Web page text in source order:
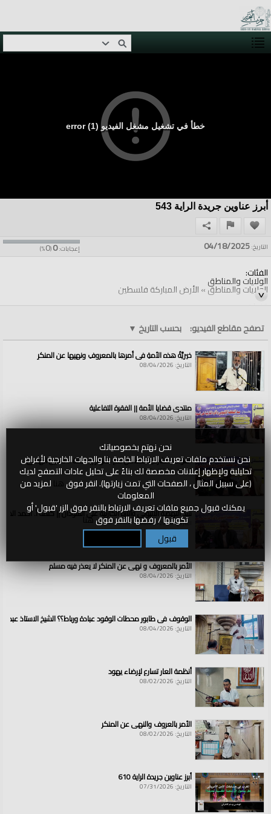
نحن نهتم بخصوصياتك
نحن نستخدم ملفات تعريف الارتباط الخاصة بنا والجهات الخارجية لأغراض
تحليلية ولإظهار إعلانات مخصصة لك بناءً على تحليل عادات التصفح لديك
(على سبيل المثال ، الصفحات التي تمت زيارتها). انقر فوق لمزيد من
المعلومات
يمكنك قبول جميع ملفات تعريف الارتباط بالنقر فوق الزر 'قبول' أو
تكوينها / رفضها بالنقر فوق
قبول
خطأ في تشغيل مشغل الفيديو (1) error
أبرز عناوين جريدة الراية 543
إعجابات:0
(
0
%) التاريخ:04/18/2025
الفئات:
الولايات والمناطق
الولايات والمناطق»الأرض المباركة فلسطين
قنوات:
تصفح مقاطع الفيديو: بحسب التاريخ ▼
خيريَّةُ هذه الأمةِ في أمرِها بالمعروفِ ونهيِها عن المنكرِ
التاريخ: 08/04/2026
منتدى قضايا الأمة || الفقرة التفاعلية
التاريخ: 08/04/2026
القواعد الشرعية للتعامل مع الأنهار || كلمة أ. حسين الهادي
التاريخ: 08/04/2026
سد النهضة الاثيوبي وآثاره الكارثية على السودان || كلمة أ. أحمد
التاريخ: 08/04/2026
الأمر بالمعروف و نهي عن المنكر لا يعذر فيه مسلم
التاريخ: 08/04/2026
الوقوف في طابور محطات الوقود عبادة ورباط؟؟ الشيخ الاستاذ عبد
التاريخ: 08/04/2026
أنظمة العار تسارع لإرضاء يهود
التاريخ: 08/02/2026
الأمر بالعروف والنهي عن المنكر
التاريخ: 08/02/2026
أبرز عناوين جريدة الراية 610
التاريخ: 07/31/2026